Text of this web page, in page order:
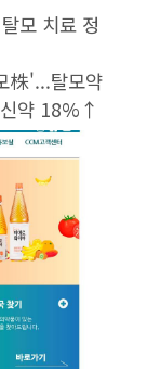
모 치료 정
株'...탈모약
신약 18%↑